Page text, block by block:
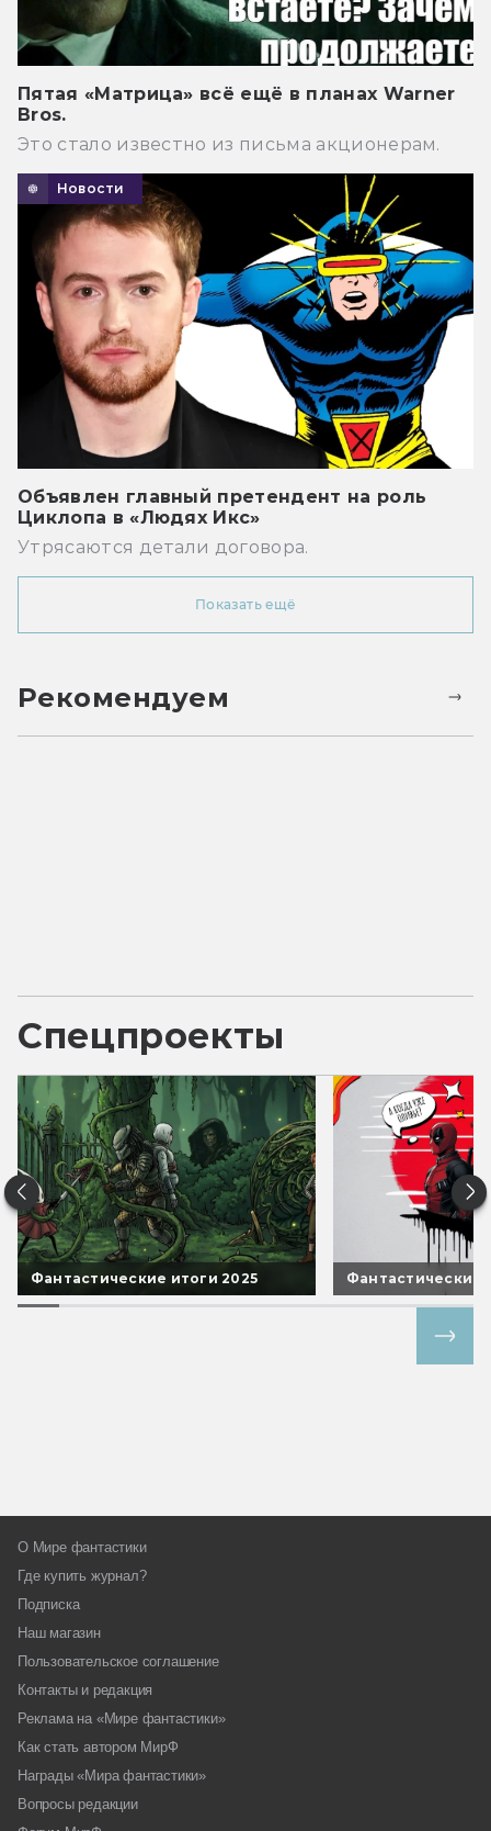
Пятая «Матрица» всё ещё в планах Warner
Bros.
Это стало известно из письма акционерам.
Новости
Объявлен главный претендент на роль
Циклопа в «Людях Икс»
Утрясаются детали договора.
Показать ещё
Рекомендуем
Спецпроекты
Фантастические итоги 2025 Фантастические
О Мире фантастики
Где купить журнал?
Подписка
Наш магазин
Пользовательское соглашение
Контакты и редакция
Реклама на «Мире фантастики»
Как стать автором МирФ
Награды «Мира фантастики»
Вопросы редакции